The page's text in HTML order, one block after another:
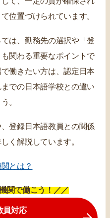
位置づけられています。
は、勤務先の選択や「登
関わる重要なポイントで
働きたい方は、認定日本
での日本語学校との違い
。
登録日本語教員との関係
く解説しています。
とは？
関で働こう！／／
員対応